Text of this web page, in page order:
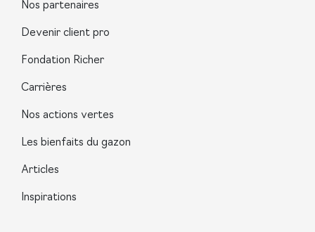
Nos partenaires
Devenir client pro
Fondation Richer
Carrières
Nos actions vertes
Les bienfaits du gazon
Articles
Inspirations